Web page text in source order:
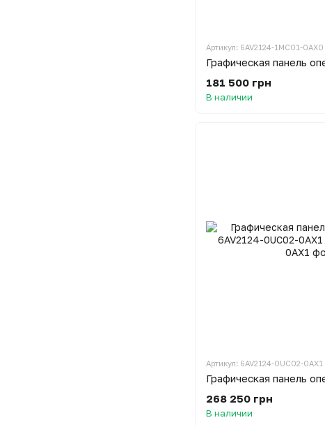
Артикул: 6AV2124-1MC01-0AX0
181 500 грн
В наличии
Артикул: 6AV2124-0UC02-0AX1
268 250 грн
В наличии